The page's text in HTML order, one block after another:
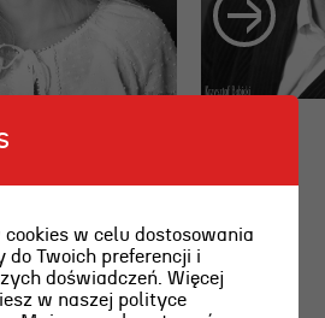
w celu dostosowania
Twoich preferencji i
doświadczeń. Więcej
w naszej polityce